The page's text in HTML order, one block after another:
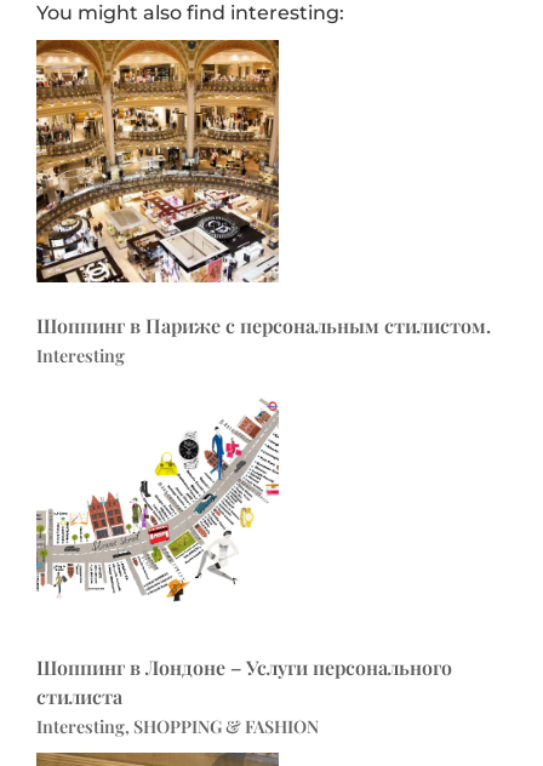
You might also find interesting:
Шоппинг в Париже с персональным стилистом.
Interesting
Шоппинг в Лондоне – Услуги персонального
стилиста
Interesting, SHOPPING & FASHION